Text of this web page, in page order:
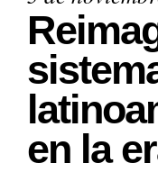
en la